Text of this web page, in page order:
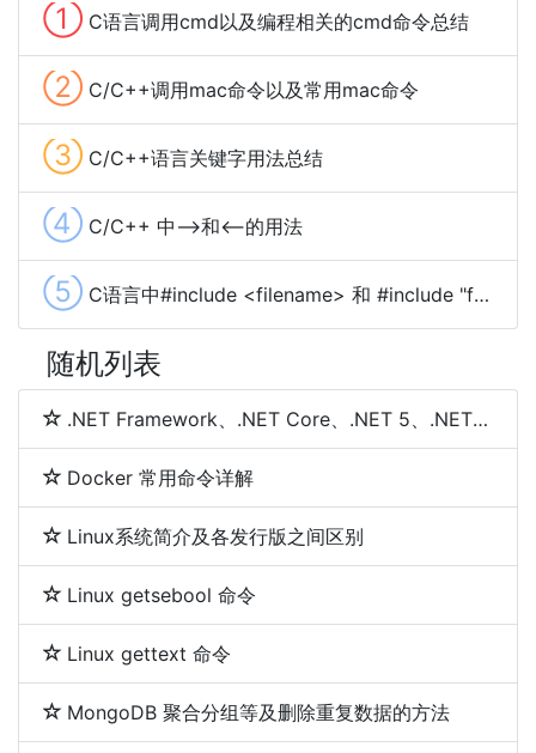
① C语言调用cmd以及编程相关的cmd命令总结
② C/C++调用mac命令以及常用mac命令
③ C/C++语言关键字用法总结
④ C/C++ 中-->和<--的用法
⑤ C语言中#include <filename> 和 #include "filename"的区别
随机列表
.NET Framework、.NET Core、.NET 5、.NET 6和.NET 7 简介及区别
Docker 常用命令详解
Linux系统简介及各发行版之间区别
Linux getsebool 命令
Linux gettext 命令
MongoDB 聚合分组等及删除重复数据的方法